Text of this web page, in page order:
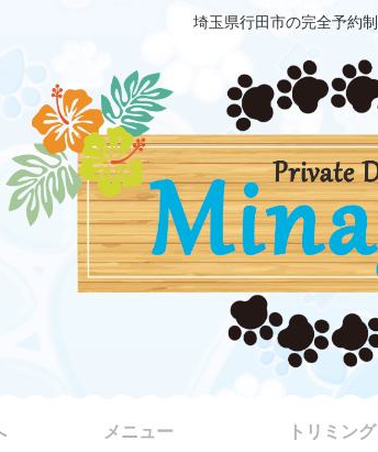
埼玉県行田市の完全予約
メニュー トリミング